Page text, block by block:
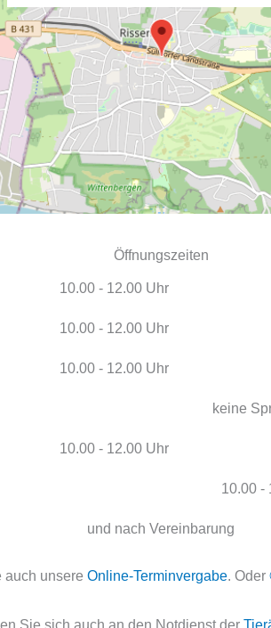
Öffnungszeiten
10.00 - 12.00 Uhr
10.00 - 12.00 Uhr
10.00 - 12.00 Uhr
keine
10.00 - 12.00 Uhr
10.00 -
und nach Vereinbarung
auch unsere Online-Terminvergabe. Oder
Sie sich auch an den Notdienst der